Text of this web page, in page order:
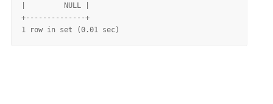
|         NULL |
+--------------+